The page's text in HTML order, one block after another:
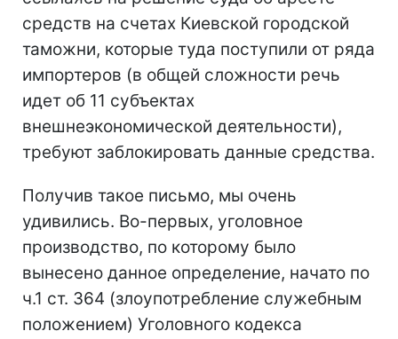
средств на счетах Киевской городской
таможни, которые туда поступили от ряда
импортеров (в общей сложности речь
идет об 11 субъектах
внешнеэкономической деятельности),
требуют заблокировать данные средства.
Получив такое письмо, мы очень
удивились. Во-первых, уголовное
производство, по которому было
вынесено данное определение, начато по
ч.1 ст. 364 (злоупотребление служебным
положением) Уголовного кодекса